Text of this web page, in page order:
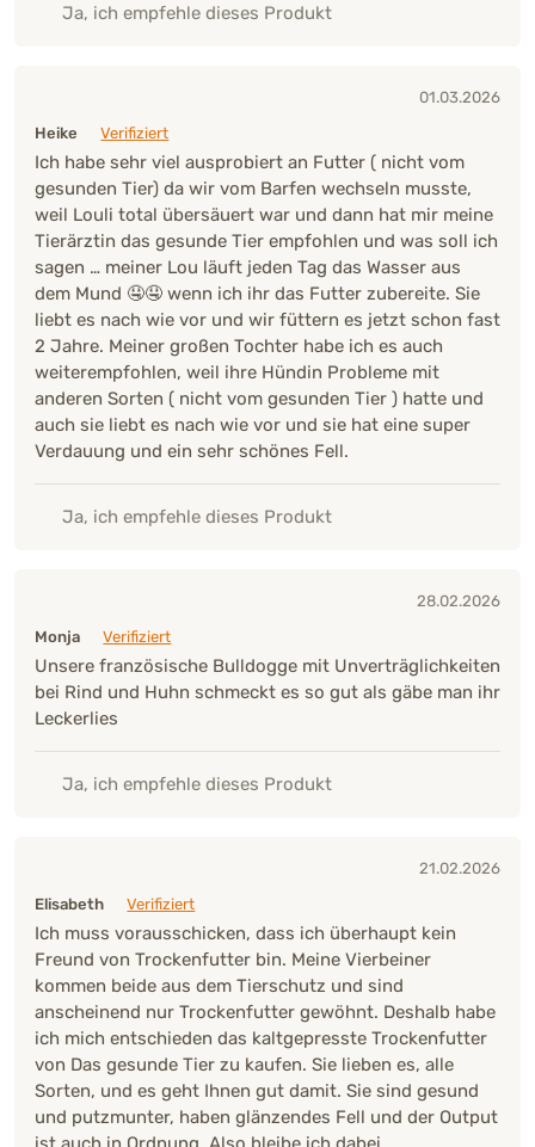
Ja, ich empfehle dieses Produkt
01.03.2026
Heike
Verifiziert
Ich habe sehr viel ausprobiert an Futter ( nicht vom
gesunden Tier) da wir vom Barfen wechseln musste,
weil Louli total übersäuert war und dann hat mir meine
Tierärztin das gesunde Tier empfohlen und was soll ich
sagen … meiner Lou läuft jeden Tag das Wasser aus
dem Mund 🤤🤤 wenn ich ihr das Futter zubereite. Sie
liebt es nach wie vor und wir füttern es jetzt schon fast
2 Jahre. Meiner großen Tochter habe ich es auch
weiterempfohlen, weil ihre Hündin Probleme mit
anderen Sorten ( nicht vom gesunden Tier ) hatte und
auch sie liebt es nach wie vor und sie hat eine super
Verdauung und ein sehr schönes Fell.
Ja, ich empfehle dieses Produkt
28.02.2026
Monja
Verifiziert
Unsere französische Bulldogge mit Unverträglichkeiten
bei Rind und Huhn schmeckt es so gut als gäbe man ihr
Leckerlies
Ja, ich empfehle dieses Produkt
21.02.2026
Elisabeth
Verifiziert
Ich muss vorausschicken, dass ich überhaupt kein
Freund von Trockenfutter bin. Meine Vierbeiner
kommen beide aus dem Tierschutz und sind
anscheinend nur Trockenfutter gewöhnt. Deshalb habe
ich mich entschieden das kaltgepresste Trockenfutter
von Das gesunde Tier zu kaufen. Sie lieben es, alle
Sorten, und es geht Ihnen gut damit. Sie sind gesund
und putzmunter, haben glänzendes Fell und der Output